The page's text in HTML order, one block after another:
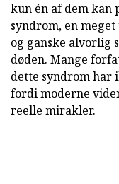
kun én af dem kan
syndrom, en
og ganske alvorlig
døden. Mange
dette syndrom har
fordi moderne
reelle mirakler.